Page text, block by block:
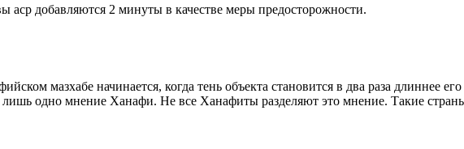
добавляются 2 минуты в качестве меры предосторожности.
мазхабе начинается, когда тень объекта становится в два раза длиннее
лишь одно мнение Ханафи. Не все Ханафиты разделяют это мнение. Такие